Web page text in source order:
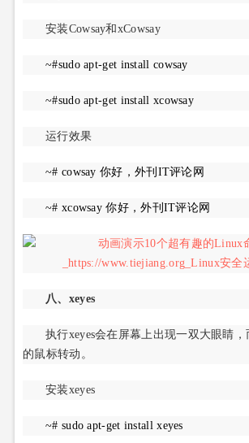
安装Cowsay和xCowsay
~#sudo apt-get install cowsay
~#sudo apt-get install xcowsay
运行效果
~# cowsay 你好，外刊IT评论网
~# xcowsay 你好，外刊IT评论网
八、xeyes
执行xeyes会在屏幕上出现一双大眼睛
的鼠标转动。
安装xeyes
~# sudo apt-get install xeyes